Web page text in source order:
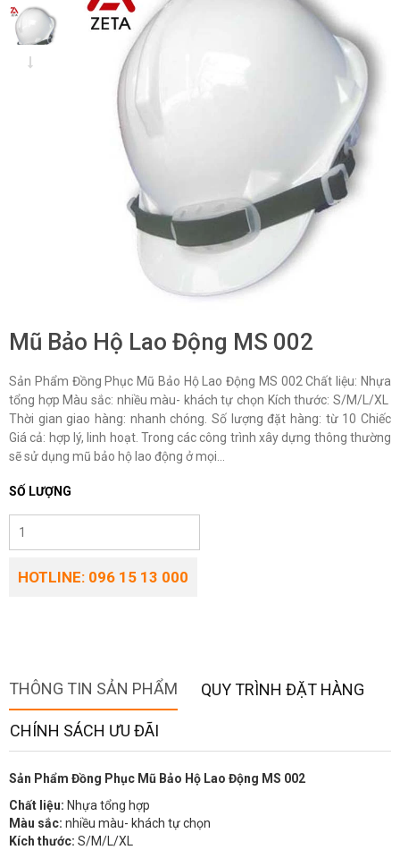
Mũ Bảo Hộ Lao Động MS 002
Sản Phẩm Đồng Phục Mũ Bảo Hộ Lao Động MS 002 Chất liệu: Nhựa
tổng hợp Màu sắc: nhiều màu- khách tự chọn Kích thước: S/M/L/XL
Thời gian giao hàng: nhanh chóng. Số lượng đặt hàng: từ 10 Chiếc
Giá cả: hợp lý, linh hoạt. Trong các công trình xây dựng thông thường
sẽ sử dụng mũ bảo hộ lao động ở mọi...
SỐ LƯỢNG
HOTLINE: 096 15 13 000
THÔNG TIN SẢN PHẨM QUY TRÌNH ĐẶT HÀNG
CHÍNH SÁCH ƯU ĐÃI
Sản Phẩm Đồng Phục Mũ Bảo Hộ Lao Động MS 002
Chất liệu: Nhựa tổng hợp
Màu sắc: nhiều màu- khách tự chọn
Kích thước: S/M/L/XL